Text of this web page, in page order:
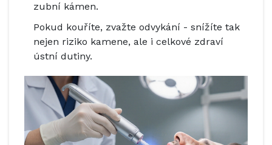
zubní kámen.
Pokud kouříte, zvažte odvykání - snížíte tak
nejen riziko kamene, ale i celkové zdraví
ústní dutiny.